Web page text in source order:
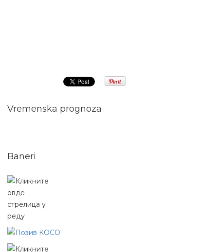
Vremenska prognoza
Baneri